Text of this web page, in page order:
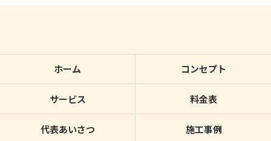
ホーム コンセプト
サービス 料金表
代表あいさつ 施工事例